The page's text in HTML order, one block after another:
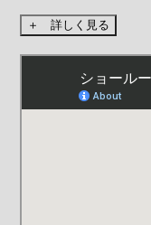
＋ 詳しく見る